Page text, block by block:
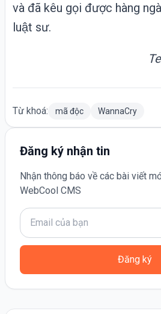
và đã kêu gọi được hàng
luật sư.
Từ khoá: mã độc WannaCry
Đăng ký nhận tin
Nhận thông báo về các bài viết
WebCool CMS
Đăng ký